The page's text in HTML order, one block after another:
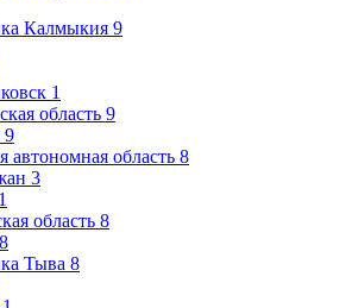
Калмыкия 9
1
область 9
9
автономная область 8
3
1
область 8
8
Тыва 8